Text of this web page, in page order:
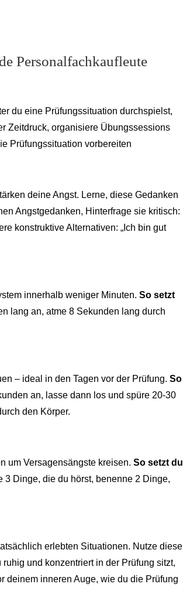
Personalfachkaufleute
du eine Prüfungssituation durchspielst,
Zeitdruck, organisiere Übungssessions
Prüfungssituation vorbereiten
deine Angst. Lerne, diese Gedanken
Angstgedanken, Hinterfrage sie kritisch:
konstruktive Alternativen: „Ich bin gut
innerhalb weniger Minuten. So setzt
lang an, atme 8 Sekunden lang durch
– ideal in den Tagen vor der Prüfung. So
an, lasse dann los und spüre 20-30
den Körper.
um Versagensängste kreisen. So setzt du
Dinge, die du hörst, benenne 2 Dinge,
erlebten Situationen. Nutze diese
und konzentriert in der Prüfung sitzt,
deinem inneren Auge, wie du die Prüfung